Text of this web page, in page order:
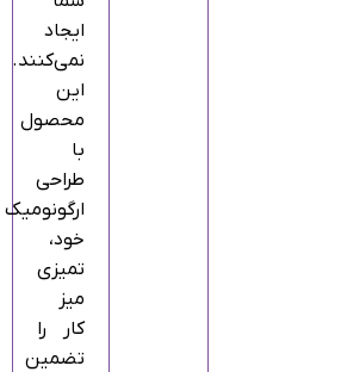
ایجاد
نمی‌کنند.
این
محصول
با
طراحی
ارگونومیک
خود،
تمیزی
میز
کار را
تضمین